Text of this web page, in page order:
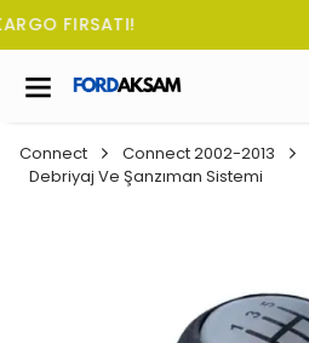
TÜM SİPARİŞLERDE
Connect
Connect 2002-2013
Debriyaj Ve Şanzıman Sistemi